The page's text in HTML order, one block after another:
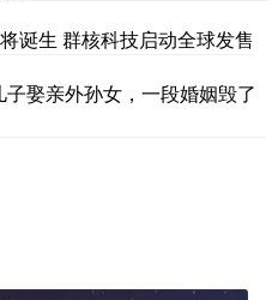
诞生 群核科技启动全球发售
娶亲外孙女，一段婚姻毁了